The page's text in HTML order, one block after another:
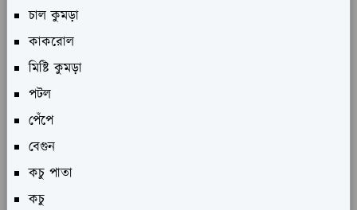
চাল কুমড়া
কাকরোল
মিষ্টি কুমড়া
পটল
পেঁপে
বেগুন
কচু পাতা
কচু